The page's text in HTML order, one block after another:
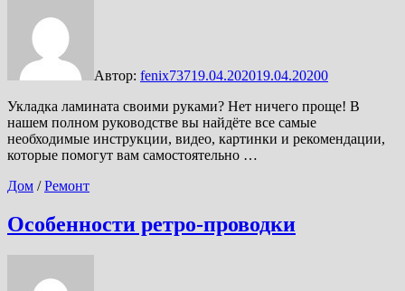
Автор: fenix73719.04.202019.04.20200
Укладка ламината своими руками? Нет ничего проще! В
нашем полном руководстве вы найдёте все самые
необходимые инструкции, видео, картинки и рекомендации,
которые помогут вам самостоятельно …
Дом /Ремонт
Особенности ретро-проводки